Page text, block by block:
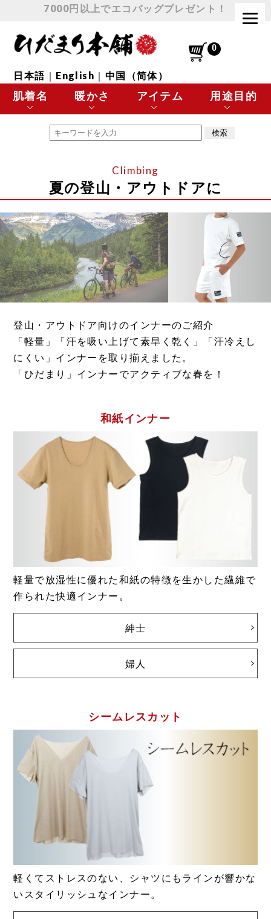
7000円以上でエコバッグプレゼント！
日本語 ｜ English ｜ 中国（简体）
肌着名
エベレスト
極・頂
Washicool商品
全商品一覧
暖かさ
最高に暖かい
涼しい
全商品一覧
アイテム
肌着 トップス
靴下
アウター
全商品一覧
用途目的
極寒の環境に最適
温活・ヘルスケア
全商品一覧
夏の登山・アウトドアに
登山・アウトドア向けのインナーのご紹介
「軽量」「汗を吸い上げて素早く乾く」「汗冷えし
にくい」インナーを取り揃えました。
「ひだまり」インナーでアクティブな春を！
和紙インナー
軽量で放湿性に優れた和紙の特徴を生かした繊維で
作られた快適インナー。
紳士
婦人
シームレスカット
軽くてストレスのない、シャツにもラインが響かな
いスタイリッシュなインナー。